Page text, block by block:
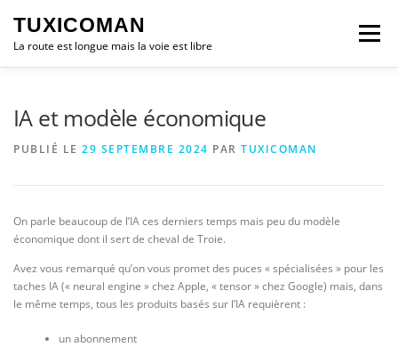
contenu
TUXICOMAN
La route est longue mais la voie est libre
Menu
IA et modèle économique
PUBLIÉ LE 29 SEPTEMBRE 2024 PAR TUXICOMAN
On parle beaucoup de l’IA ces derniers temps mais peu du modèle
économique dont il sert de cheval de Troie.
Avez vous remarqué qu’on vous promet des puces « spécialisées » pour les
taches IA (« neural engine » chez Apple, « tensor » chez Google) mais, dans
le même temps, tous les produits basés sur l’IA requièrent :
un abonnement